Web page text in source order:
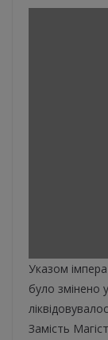
Указом
було змінено
Замість